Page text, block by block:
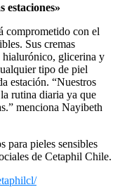
estaciones»
comprometido con el
Sus cremas
hialurónico, glicerina y
tipo de piel
estación. “Nuestros
rutina diaria ya que
menciona Nayibeth
para pieles sensibles
de Cetaphil Chile.